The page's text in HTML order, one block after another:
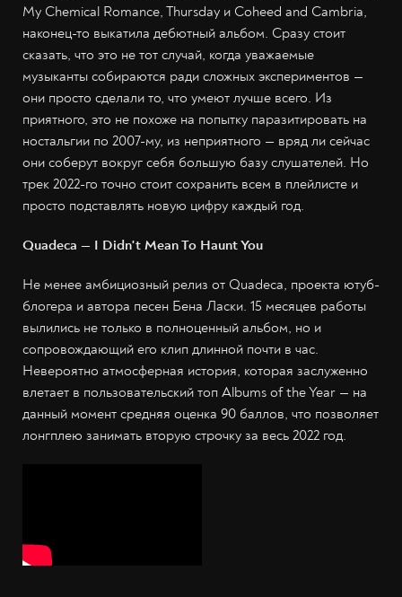
My Сhemical Romance, Thursday и Coheed and Cambria,
наконец-то выкатила дебютный альбом. Сразу стоит
сказать, что это не тот случай, когда уважаемые
музыканты собираются ради сложных экспериментов —
они просто сделали то, что умеют лучше всего. Из
приятного, это не похоже на попытку паразитировать на
ностальгии по 2007-му, из неприятного — вряд ли сейчас
они соберут вокруг себя большую базу слушателей. Но
трек 2022-го точно стоит сохранить всем в плейлисте и
просто подставлять новую цифру каждый год.
Quadeca — I Didn't Mean To Haunt You
Не менее амбициозный релиз от Quadeca, проекта ютуб-
блогера и автора песен Бена Ласки. 15 месяцев работы
вылились не только в полноценный альбом, но и
сопровождающий его клип длинной почти в час.
Невероятно атмосферная история, которая заслуженно
влетает в пользовательский топ Albums of the Year — на
данный момент средняя оценка 90 баллов, что позволяет
лонгплею занимать вторую строчку за весь 2022 год.